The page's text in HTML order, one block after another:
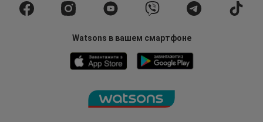
Watsons в вашем смартфоне